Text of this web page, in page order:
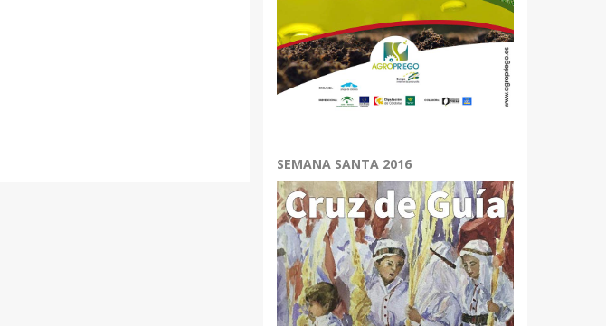
SEMANA SANTA 2016